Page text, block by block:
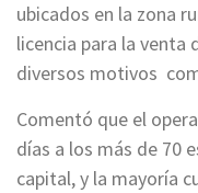
ubicados en la zona
licencia para la venta
diversos motivos
Comentó que el
días a los más de 70
capital, y la mayoría